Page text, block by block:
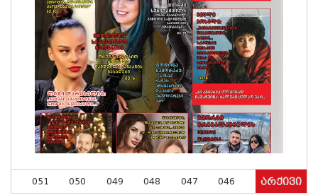
051 050 049 048 047 046 არქივი